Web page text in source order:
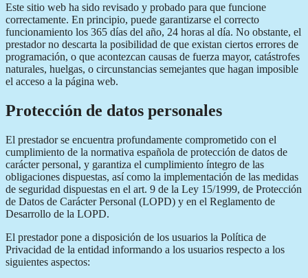
Este sitio web ha sido revisado y probado para que funcione
correctamente. En principio, puede garantizarse el correcto
funcionamiento los 365 días del año, 24 horas al día. No obstante, el
prestador no descarta la posibilidad de que existan ciertos errores de
programación, o que acontezcan causas de fuerza mayor, catástrofes
naturales, huelgas, o circunstancias semejantes que hagan imposible
el acceso a la página web.
Protección de datos personales
El prestador se encuentra profundamente comprometido con el
cumplimiento de la normativa española de protección de datos de
carácter personal, y garantiza el cumplimiento íntegro de las
obligaciones dispuestas, así como la implementación de las medidas
de seguridad dispuestas en el art. 9 de la Ley 15/1999, de Protección
de Datos de Carácter Personal (LOPD) y en el Reglamento de
Desarrollo de la LOPD.
El prestador pone a disposición de los usuarios la Política de
Privacidad de la entidad informando a los usuarios respecto a los
siguientes aspectos: